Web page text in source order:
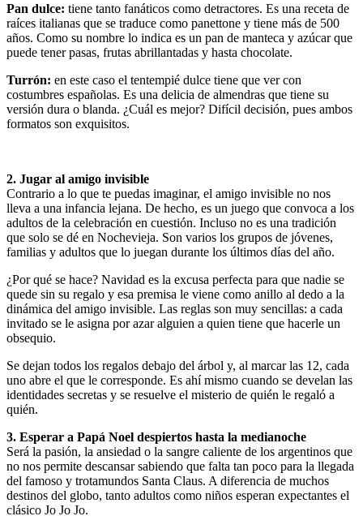
Pan dulce: tiene tanto fanáticos como detractores. Es una receta de
raíces italianas que se traduce como panettone y tiene más de 500
años. Como su nombre lo indica es un pan de manteca y azúcar que
puede tener pasas, frutas abrillantadas y hasta chocolate.
Turrón: en este caso el tentempié dulce tiene que ver con
costumbres españolas. Es una delicia de almendras que tiene su
versión dura o blanda. ¿Cuál es mejor? Difícil decisión, pues ambos
formatos son exquisitos.
2. Jugar al amigo invisible
Contrario a lo que te puedas imaginar, el amigo invisible no nos
lleva a una infancia lejana. De hecho, es un juego que convoca a los
adultos de la celebración en cuestión. Incluso no es una tradición
que solo se dé en Nochevieja. Son varios los grupos de jóvenes,
familias y adultos que lo juegan durante los últimos días del año.
¿Por qué se hace? Navidad es la excusa perfecta para que nadie se
quede sin su regalo y esa premisa le viene como anillo al dedo a la
dinámica del amigo invisible. Las reglas son muy sencillas: a cada
invitado se le asigna por azar alguien a quien tiene que hacerle un
obsequio.
Se dejan todos los regalos debajo del árbol y, al marcar las 12, cada
uno abre el que le corresponde. Es ahí mismo cuando se develan las
identidades secretas y se resuelve el misterio de quién le regaló a
quién.
3. Esperar a Papá Noel despiertos hasta la medianoche
Será la pasión, la ansiedad o la sangre caliente de los argentinos que
no nos permite descansar sabiendo que falta tan poco para la llegada
del famoso y trotamundos Santa Claus. A diferencia de muchos
destinos del globo, tanto adultos como niños esperan expectantes el
clásico Jo Jo Jo.